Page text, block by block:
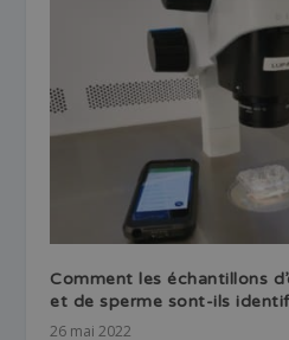
Comment les échantillons
et de sperme sont-ils
26 mai 2022